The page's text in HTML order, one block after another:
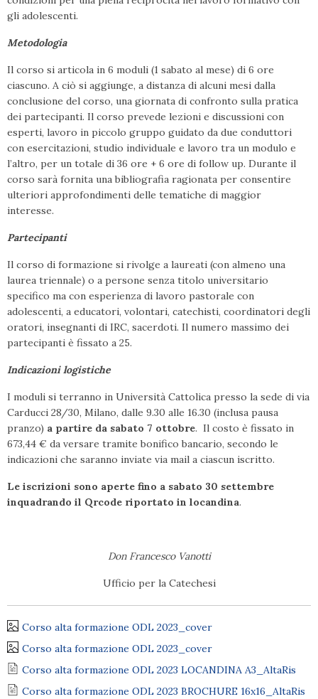
gli adolescenti.
Metodologia
Il corso si articola in 6 moduli (1 sabato al mese) di 6 ore
ciascuno. A ciò si aggiunge, a distanza di alcuni mesi dalla
conclusione del corso, una giornata di confronto sulla pratica
dei partecipanti. Il corso prevede lezioni e discussioni con
esperti, lavoro in piccolo gruppo guidato da due conduttori
con esercitazioni, studio individuale e lavoro tra un modulo e
l’altro, per un totale di 36 ore + 6 ore di follow up. Durante il
corso sarà fornita una bibliografia ragionata per consentire
ulteriori approfondimenti delle tematiche di maggior
interesse.
Partecipanti
Il corso di formazione si rivolge a laureati (con almeno una
laurea triennale) o a persone senza titolo universitario
specifico ma con esperienza di lavoro pastorale con
adolescenti, a educatori, volontari, catechisti, coordinatori degli
oratori, insegnanti di IRC, sacerdoti. Il numero massimo dei
partecipanti è fissato a 25.
Indicazioni logistiche
I moduli si terranno in Università Cattolica presso la sede di via
Carducci 28/30, Milano, dalle 9.30 alle 16.30 (inclusa pausa
pranzo) a partire da sabato 7 ottobre. Il costo è fissato in
673,44 € da versare tramite bonifico bancario, secondo le
indicazioni che saranno inviate via mail a ciascun iscritto.
Le iscrizioni sono aperte fino a sabato 30 settembre
inquadrando il Qrcode riportato in locandina.
Don Francesco Vanotti
Ufficio per la Catechesi
Corso alta formazione ODL 2023_cover
Corso alta formazione ODL 2023_cover
Corso alta formazione ODL 2023 LOCANDINA A3_AltaRis
Corso alta formazione ODL 2023 BROCHURE 16x16_AltaRis